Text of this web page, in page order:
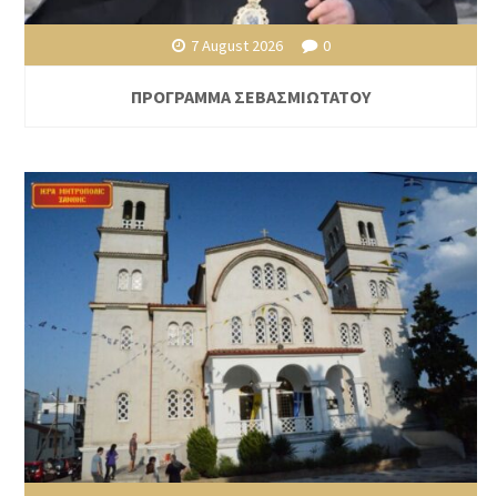
7 August 2026 0
ΠΡΟΓΡΑΜΜΑ ΣΕΒΑΣΜΙΩΤΑΤΟΥ